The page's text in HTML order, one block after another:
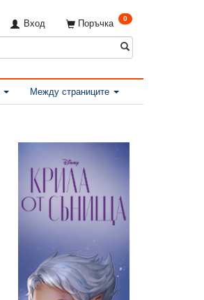
Поръчка 0
Вход
Между страниците